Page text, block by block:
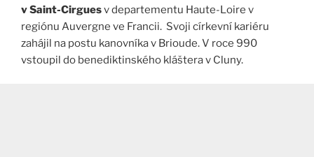
v Saint-Cirguesv departementu Haute-Loire v
regiónu Auvergne ve Francii. Svoji církevní kariéru
zahájil na postu kanovníka v Brioude. V roce 990
vstoupil do benediktinského kláštera v Cluny.